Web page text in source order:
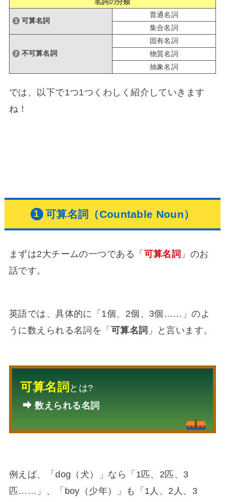
可算名詞
普通名詞
集合名詞
不可算名詞
固有名詞
物質名詞
抽象名詞
では、以下で1つ1つくわしく紹介していきます
ね！
可算名詞（Countable Noun）
まずは2大チームの一つである「 可算名詞 」のお
話です。
英語では、具体的に「1個、2個、3個……」のよ
うに数えられる名詞を「 可算名詞 」と言います。
可算名詞 とは?
数えられる名詞
例えば、「dog（犬）」なら「1匹、2匹、3
匹……」、「boy（少年）」も「1人、2人、3